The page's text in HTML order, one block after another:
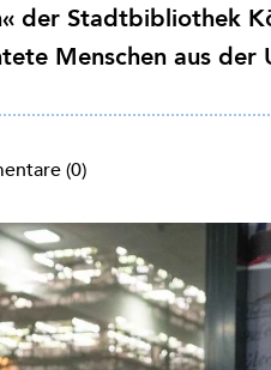
der Stadtbibliothek
Menschen aus der
(0)